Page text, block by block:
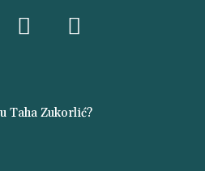
Taha Zukorlić?